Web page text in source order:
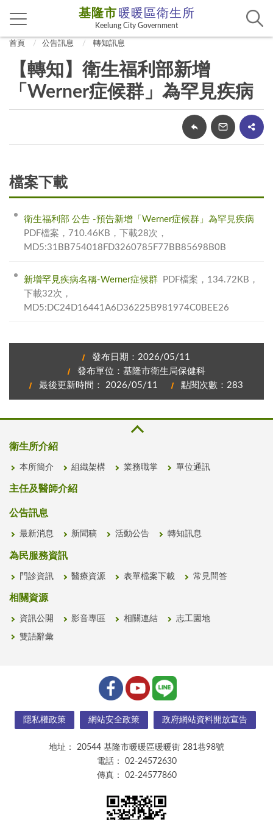
基隆市 暖暖區衛生所
Keelung City Government
首頁 公告訊息 轉知訊息
【轉知】衛生福利部新增
「Werner症候群」為罕見疾病
檔案下載
衛生福利部 公告 -預告新增「Werner症候群」為罕見疾病
PDF檔案，710.46KB，下載28次，
MD5:31BB754018FD3260785F77BB85698B0B
新增罕見疾病名稱-Werner症候群
PDF檔案，134.72KB，
下載32次，
MD5:DC24D16441A6D36225B981974C0BEE26
發布日期：2026/05/11
發布單位：基隆市衛生局保健科
最後更新時間： 2026/05/11
點閱次數：283
衛生所介紹
本所簡介 組織架構 業務職掌 單位通訊
主任及醫師介紹
公告訊息
最新消息 新聞稿 活動公告 轉知訊息
為民服務資訊
門診資訊 醫療資源 表單檔案下載 常見問答
相關資源
資訊公開 影音專區 相關連結 志工園地
雙語辭彙
隱私權政策 網站安全政策 政府網站資料開放宣告
地址：
20544 基隆市暖暖區暖暖街 281巷98號
電話：
02-24572630
傳真：
02-24577860